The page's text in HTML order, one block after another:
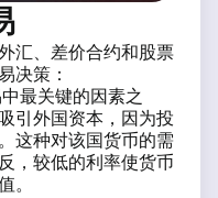
汇、差价合约和股票
决策：
最关键的因素之
引外国资本，因为投
这种对该国货币的需
，较低的利率使货币
。